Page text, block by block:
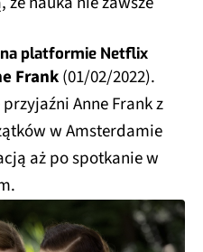
platformie Netflix
Frank(01/02/2022).
Anne Frank z
w Amsterdamie
aż po spotkanie w